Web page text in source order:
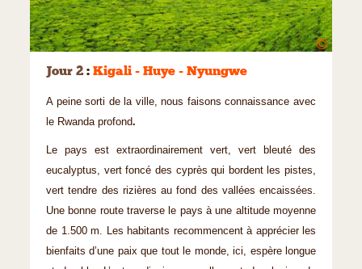
©
Jour 2 : Kigali - Huye - Nyungwe
A peine sorti de la ville, nous faisons connaissance avec
le Rwanda profond.
Le pays est extraordinairement vert, vert bleuté des
eucalyptus, vert foncé des cyprès qui bordent les pistes,
vert tendre des rizières au fond des vallées encaissées.
Une bonne route traverse le pays à une altitude moyenne
de 1.500 m. Les habitants recommencent à apprécier les
bienfaits d’une paix que tout le monde, ici, espère longue